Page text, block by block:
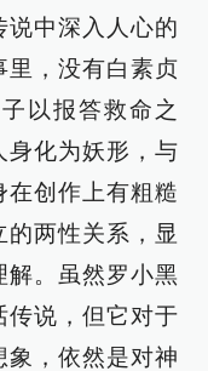
说中深入人心的
里，没有白素贞
以报答救命之
身化为妖形，与
在创作上有粗糙
的两性关系，显
解。虽然罗小黑
传说，但它对于
象，依然是对神